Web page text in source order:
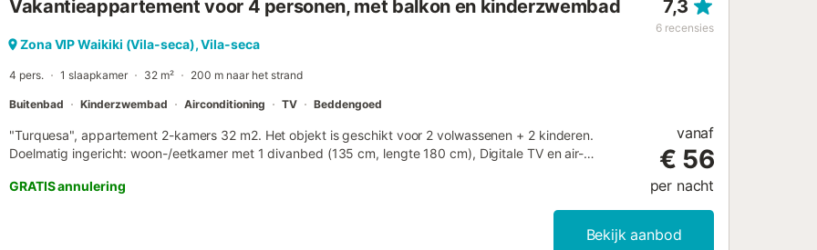
waterbesparende voorzieningen. Snackbar restaurant beschikbaar in het gebouw....
Vakantieappartement voor 4 personen, met balkon en kinderzwembad 7,3
6 recensies
Zona VIP Waikiki (Vila-seca), Vila-seca
4 pers. 1 slaapkamer 32 m² 200 m naar het strand
Buitenbad Kinderzwembad Airconditioning TV Beddengoed
"Turquesa", appartement 2-kamers 32 m2. Het objekt is geschikt voor 2 volwassenen + 2 kinderen.
Doelmatig ingericht: woon-/eetkamer met 1 divanbed (135 cm, lengte 180 cm), Digitale TV en air-
(oven, 3 keramische glas kookplaten, elektrische koffiemachine) met boiler (50 liter). Bad/WC. Balkon.
Balkonmeubilair. Ter beschikking: wasmachine, strijkijzer, kinderstoel, kinderbed tot 3 jaar, haardroger.
GRATIS annulering
vanaf
€ 56
per nacht
Bekijk aanbod